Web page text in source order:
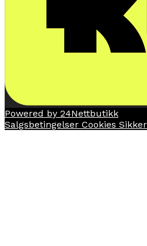
Powered by 24Nettbutikk
Salgsbetingelser Cookies